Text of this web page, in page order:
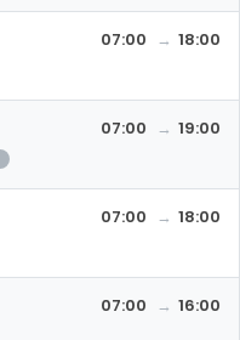
07:00 18:00
07:00 19:00
07:00 18:00
07:00 16:00